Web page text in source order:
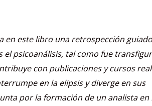
en este libro una retrospección
el psicoanálisis, tal como fue
con publicaciones y cursos
en la elipsis y diverge en sus
por la formación de un analista